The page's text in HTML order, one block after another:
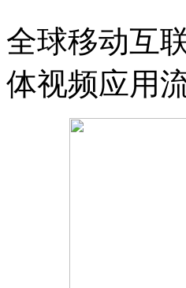
全球移动互
体视频应用